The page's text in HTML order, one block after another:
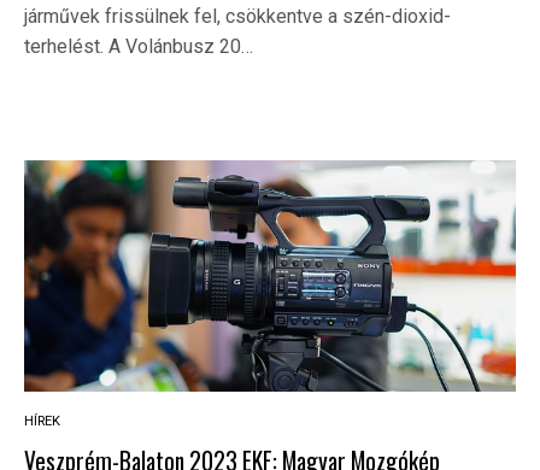
járművek frissülnek fel, csökkentve a szén-dioxid-
terhelést. A Volánbusz 20…
HÍREK
Veszprém-Balaton 2023 EKF: Magyar Mozgókép